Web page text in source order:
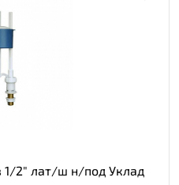
1/2" лат/ш н/под Уклад